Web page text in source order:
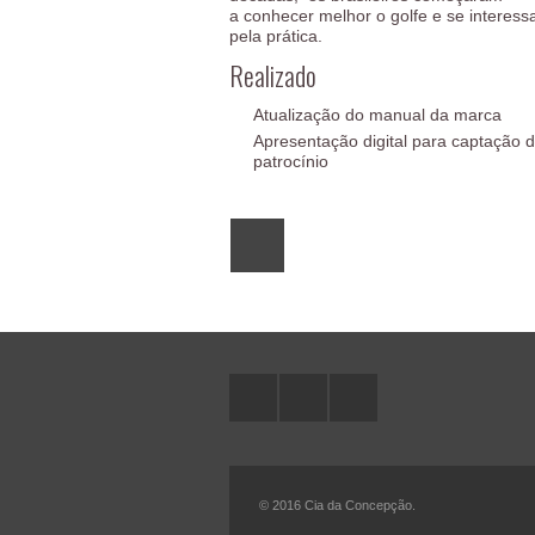
a conhecer melhor o golfe e se
pela prática.
Realizado
Atualização do manual da marca
Apresentação digital para captação
patrocínio
© 2016 Cia da Concepção.